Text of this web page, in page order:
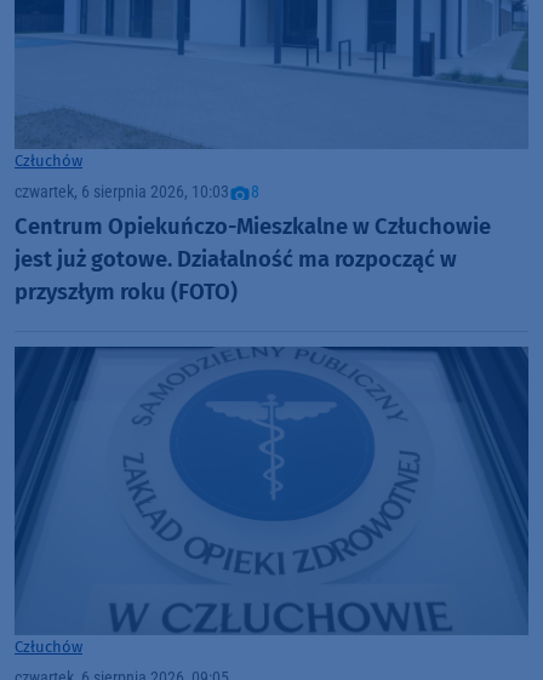
Człuchów
czwartek, 6 sierpnia 2026, 10:03 8
Centrum Opiekuńczo-Mieszkalne w Człuchowie
jest już gotowe. Działalność ma rozpocząć w
przyszłym roku (FOTO)
Człuchów